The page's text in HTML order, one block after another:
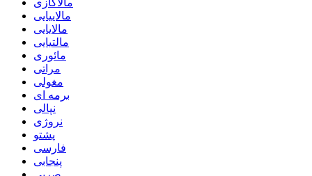
مالاییایی
مالایایی
مالتیایی
مائوری
مراتی
مغولی
برمه ای
نپالی
نروژی
پشتو
فارسی
پنجابی